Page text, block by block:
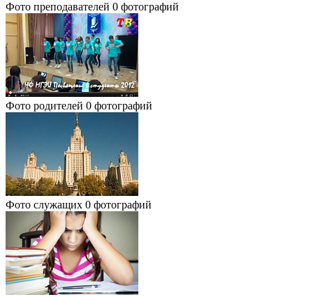
Фото преподавателей 0 фотографий
Фото родителей 0 фотографий
Фото служащих 0 фотографий